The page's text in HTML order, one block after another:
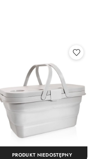
PRODUKT NIEDOSTĘPNY